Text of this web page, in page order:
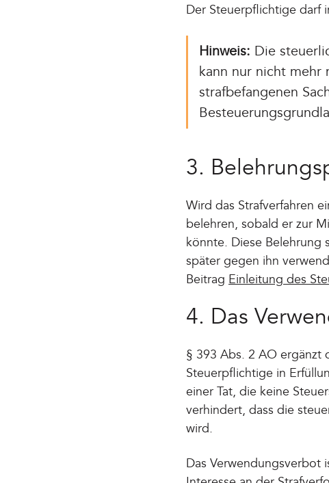
Der Steuerpflichtige darf
Hinweis: Die
kann nur nicht mehr
strafbefangenen
3.
Wird das Strafverfahren
belehren, sobald er zur
könnte. Diese Belehrung
später gegen ihn
Beitrag Einleitung des
4. Das
§ 393 Abs. 2 AO ergänzt
Steuerpflichtige in
einer Tat, die keine
verhindert, dass die
wird.
Das Verwendungsverbot